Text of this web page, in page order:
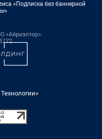
«Подписка без баннерной